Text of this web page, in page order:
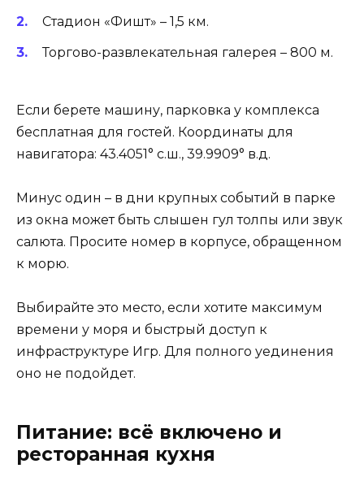
Стадион «Фишт» – 1,5 км.
Торгово-развлекательная галерея – 800 м.
Если берете машину, парковка у комплекса
бесплатная для гостей. Координаты для
навигатора: 43.4051° с.ш., 39.9909° в.д.
Минус один – в дни крупных событий в парке
из окна может быть слышен гул толпы или звук
салюта. Просите номер в корпусе, обращенном
к морю.
Выбирайте это место, если хотите максимум
времени у моря и быстрый доступ к
инфраструктуре Игр. Для полного уединения
оно не подойдет.
Питание: всё включено и
ресторанная кухня